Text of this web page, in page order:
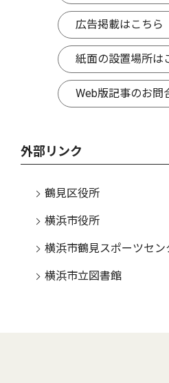
広告掲載はこちら
紙面の設置場所は
Web版記事のお問
外部リンク
鶴見区役所
横浜市役所
横浜市鶴見スポーツセン
横浜市立図書館